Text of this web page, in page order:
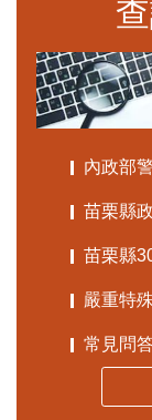
內政部
苗栗縣
苗栗縣
嚴重特
常見問